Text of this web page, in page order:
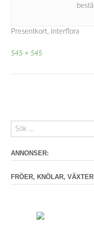
Presentkort, Interflora
Full
545 × 545
ANNONSER:
FRÖER, KNÖLAR,